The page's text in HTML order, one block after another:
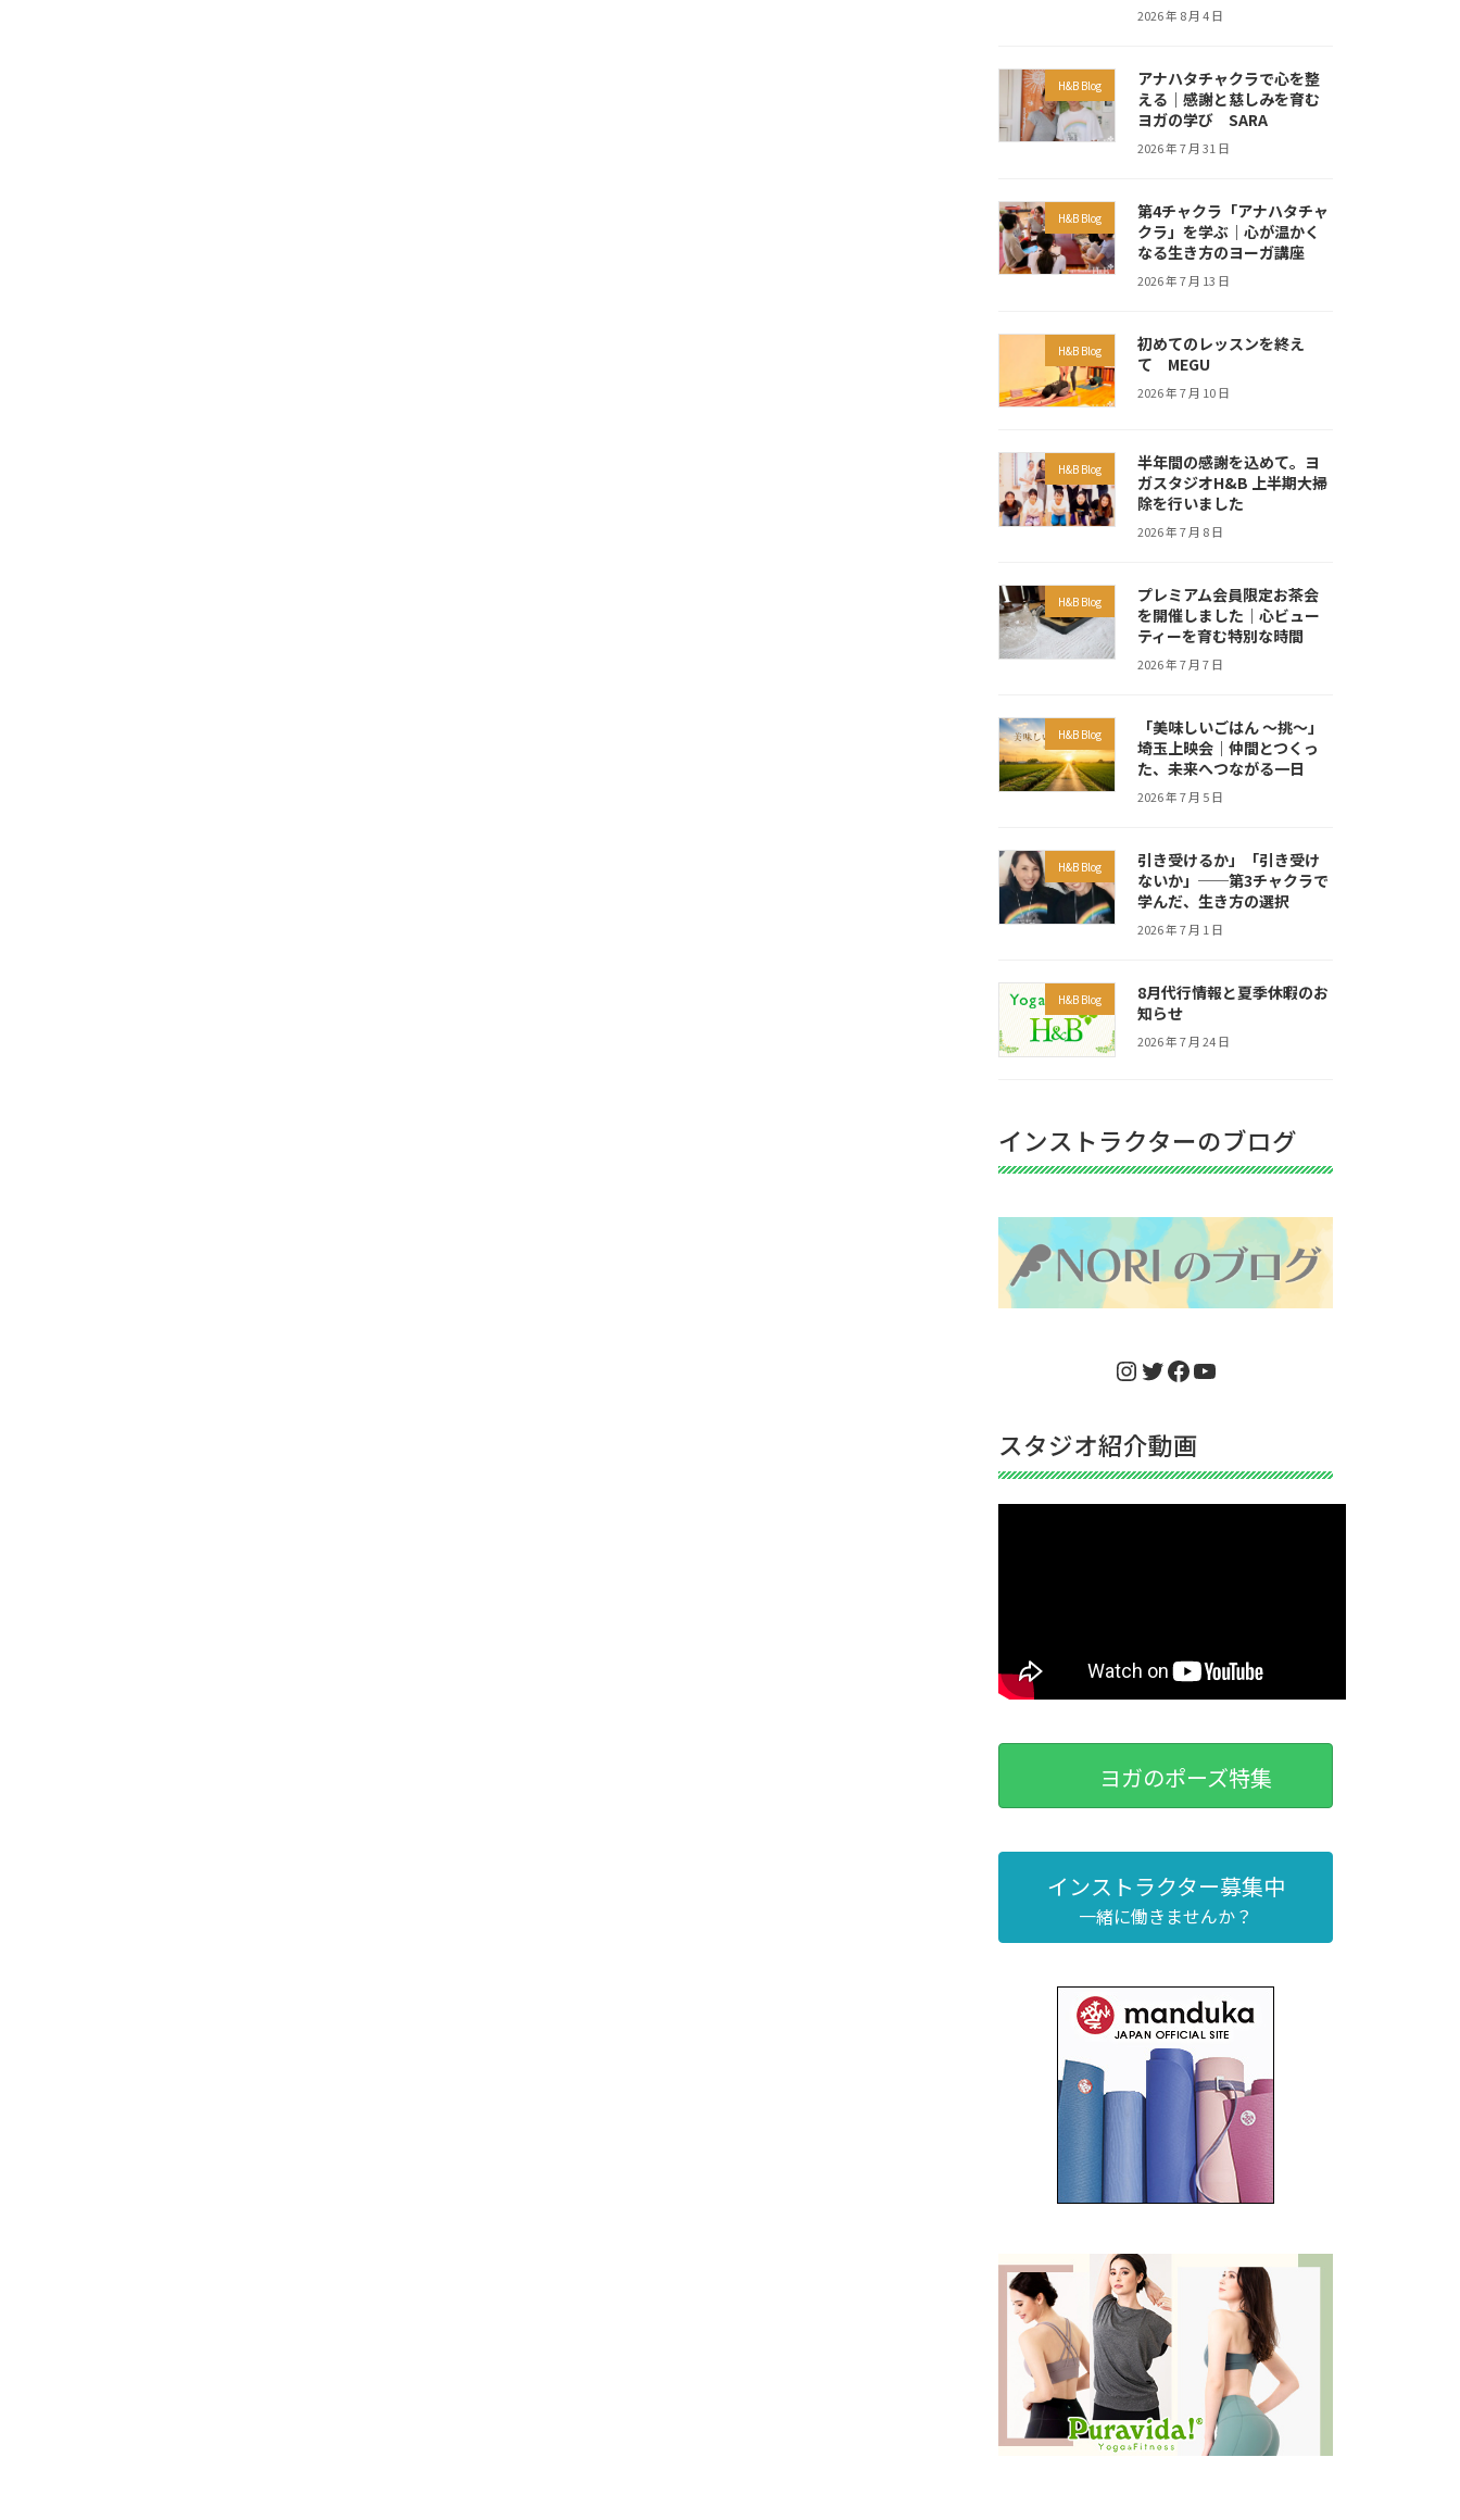
2026 年 8 月 4 日
H&B Blog
アナハタチャクラで心を整
える｜感謝と慈しみを育む
ヨガの学び SARA
2026 年 7 月 31 日
H&B Blog
第4チャクラ「アナハタチャ
クラ」を学ぶ｜心が温かく
なる生き方のヨーガ講座
2026 年 7 月 13 日
H&B Blog
初めてのレッスンを終え
て MEGU
2026 年 7 月 10 日
H&B Blog
半年間の感謝を込めて。ヨ
ガスタジオH&B 上半期大掃
除を行いました
2026 年 7 月 8 日
H&B Blog
プレミアム会員限定お茶会
を開催しました｜心ビュー
ティーを育む特別な時間
2026 年 7 月 7 日
H&B Blog
「美味しいごはん ～挑～」
埼玉上映会｜仲間とつくっ
た、未来へつながる一日
2026 年 7 月 5 日
H&B Blog
引き受けるか」「引き受け
ないか」──第3チャクラで
学んだ、生き方の選択
2026 年 7 月 1 日
H&B Blog
8月代行情報と夏季休暇のお
知らせ
2026 年 7 月 24 日
インストラクターのブログ
Instagram
Twitter
Facebook
YouTube
スタジオ紹介動画
ヨガのポーズ特集
インストラクター募集中
一緒に働きませんか？